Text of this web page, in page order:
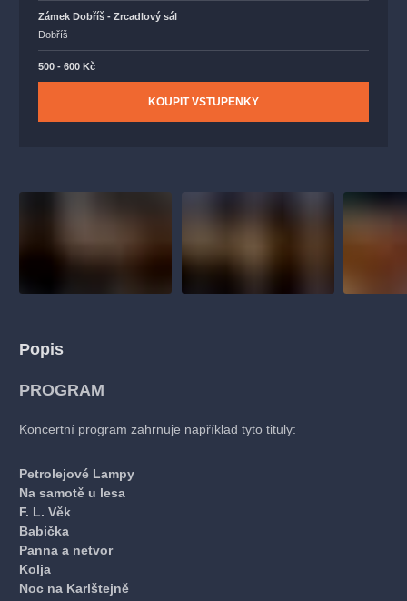
Zámek Dobříš - Zrcadlový sál
Dobříš
500 - 600 Kč
KOUPIT VSTUPENKY
Popis
PROGRAM
Koncertní program zahrnuje například tyto tituly:
Petrolejové Lampy
Na samotě u lesa
F. L. Věk
Babička
Panna a netvor
Kolja
Noc na Karlštejně